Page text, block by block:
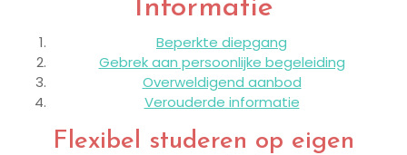
Informatie
Beperkte diepgang
Gebrek aan persoonlijke begeleiding
Overweldigend aanbod
Verouderde informatie
Flexibel studeren op eigen